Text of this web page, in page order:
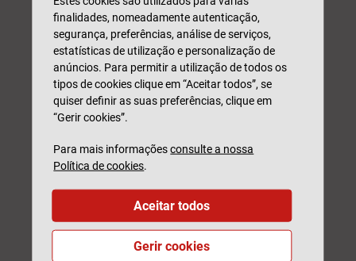
Nome*
Email*
N.º Telefone*
finalidades, nomeadamente autenticação,
segurança, preferências, análise de serviços,
estatísticas de utilização e personalização de
anúncios. Para permitir a utilização de todos os
tipos de cookies clique em “Aceitar todos”, se
quiser definir as suas preferências, clique em
“Gerir cookies”.
Para mais informaçõesconsulte a nossa
Política de cookies.
Gerir cookies
Aceitar todos